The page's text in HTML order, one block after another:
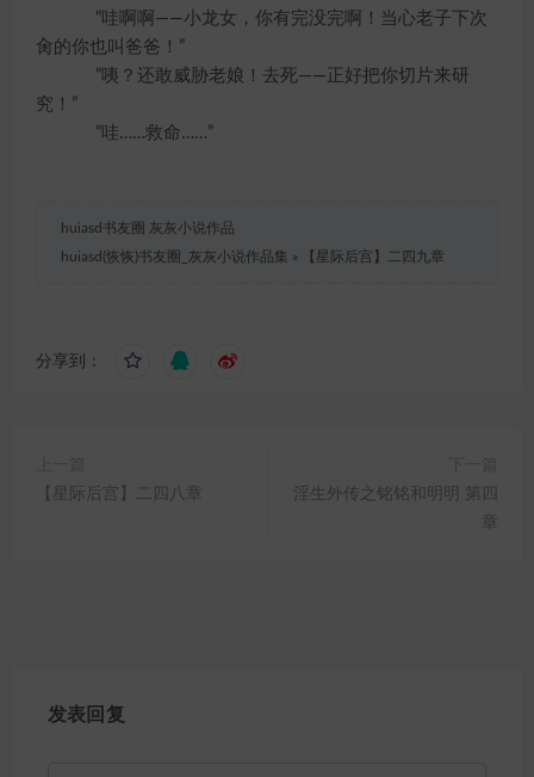
“哇啊啊——小龙女，你有完没完啊！当心老子下次
肏的你也叫爸爸！”
“咦？还敢威胁老娘！去死——正好把你切片来研
究！”
“哇……救命……”
huiasd书友圈 灰灰小说作品
huiasd(恢恢)书友圈_灰灰小说作品集 » 【星际后宫】二四九章
分享到：
【星际后宫】二四八章
淫生外传之铭铭和明明 第四
章
发表回复